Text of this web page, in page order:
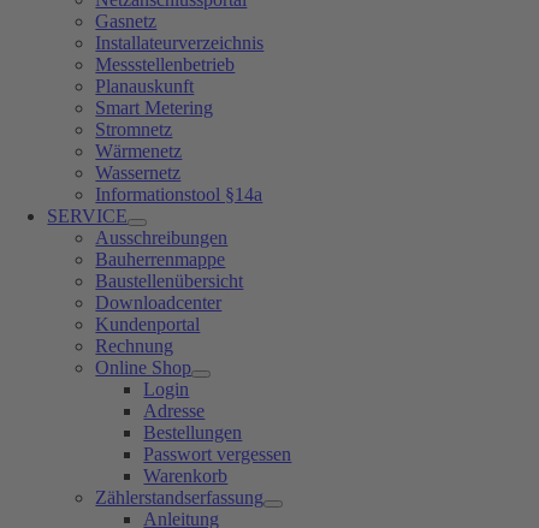
Gasnetz
Installateurverzeichnis
Messstellenbetrieb
Planauskunft
Smart Metering
Stromnetz
Wärmenetz
Wassernetz
Informationstool §14a
SERVICE
Ausschreibungen
Bauherrenmappe
Baustellenübersicht
Downloadcenter
Kundenportal
Rechnung
Online Shop
Login
Adresse
Bestellungen
Passwort vergessen
Warenkorb
Zählerstandserfassung
Anleitung